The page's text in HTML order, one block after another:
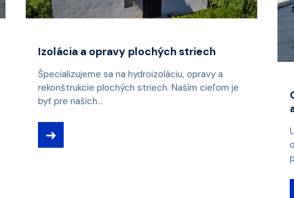
Izolácia a opravy plochých striech
Špecializujeme sa na hydroizoláciu, opravy a
rekonštrukcie plochých striech. Naším cieľom je
byť pre našich...
➜